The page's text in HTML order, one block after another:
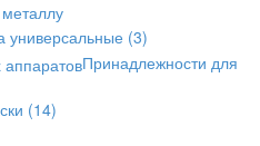
универсальные (3)
Принадлежности для
(14)